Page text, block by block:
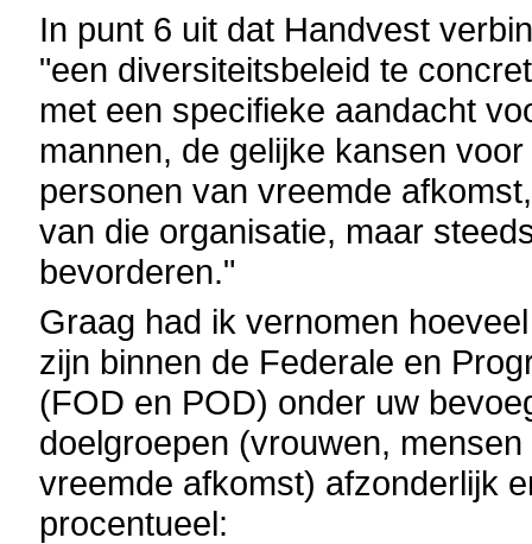
In punt 6 uit dat Handvest
"een diversiteitsbeleid te
met een specifieke aandacht
mannen, de gelijke kansen
personen van vreemde
van die organisatie, maar
bevorderen."
Graag had ik vernomen
zijn binnen de Federale en
(FOD en POD) onder uw
doelgroepen (vrouwen,
vreemde afkomst) afzonderlijk
procentueel: